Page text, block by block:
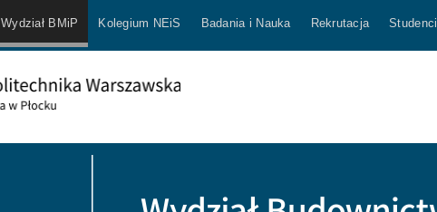
Wydział BMiP Kolegium NEiS Badania i Nauka Rekrutacja Studenci